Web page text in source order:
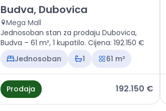
Prodaja - Stan Budva, Dubovica
Budva, Dubovica
Mega Mall
Jednosoban stan za prodaju Dubovica,
Budva – 61 m², 1 kupatilo. Cijena: 192.150 €
Jednosoban
1 61 m²
Prodaja 192.150 €